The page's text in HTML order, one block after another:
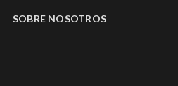
SOBRE NOSOTROS